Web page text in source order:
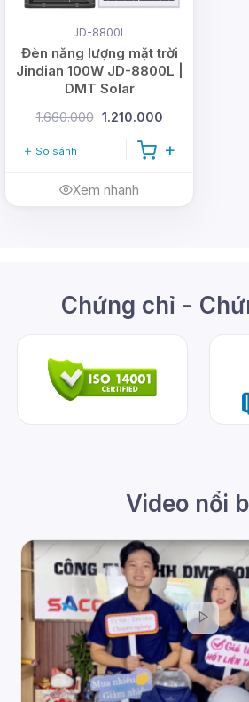
JD-8800L
Đèn năng lượng mặt trời
Jindian 100W JD-8800L |
DMT Solar
1.660.000 1.210.000
So sánh
Xem nhanh
Chứng chỉ -
Video nổi